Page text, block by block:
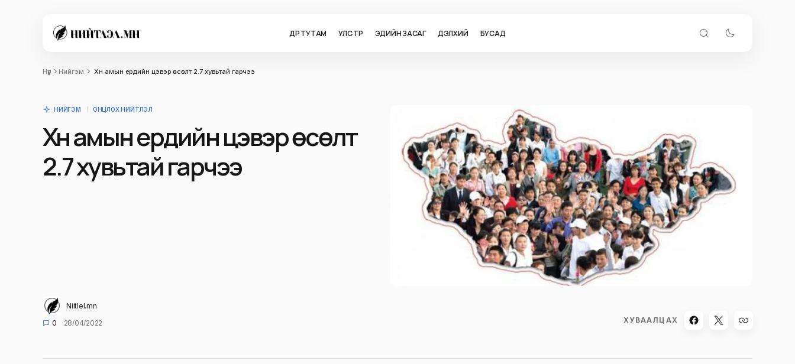
ӨДӨР ТУТАМ УЛС ТӨР ЭДИЙН ЗАСАГ ДЭЛХИЙ БУСАД
Нүүр Нийгэм Хүн амын ердийн цэвэр өсөлт 2.7 хувьтай гарчээ
НИЙГЭМ ОНЦЛОХ НИЙТЛЭЛ
Хүн амын ердийн цэвэр өсөлт
2.7 хувьтай гарчээ
Niitlel.mn
0
28/04/2022 ХУВААЛЦАХ